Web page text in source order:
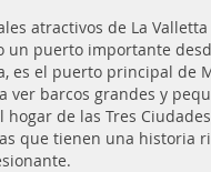
atractivos de La Valletta
un puerto importante
es el puerto principal de
ver barcos grandes y
hogar de las Tres
que tienen una historia